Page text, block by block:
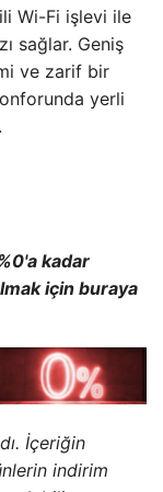
Wi-Fi işlevi ile
sağlar. Geniş
ve zarif bir
yerli
kadar
için buraya
İçeriğin
indirim